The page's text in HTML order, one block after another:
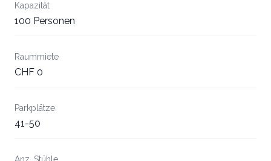
Kapazität
100 Personen
Raummiete
CHF 0
Parkplätze
41-50